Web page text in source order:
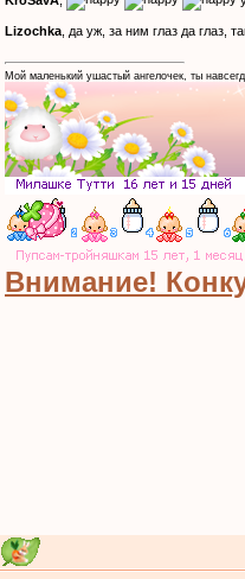
Lizochka , да уж, за ним глаз да глаз,
Мой маленький ушастый ангелочек, ты
Внимание!